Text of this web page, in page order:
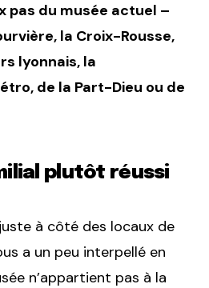
pas du musée actuel –
la Croix-Rousse,
lyonnais, la
de la Part-Dieu ou de
plutôt réussi
à côté des locaux de
a un peu interpellé en
n’appartient pas à la